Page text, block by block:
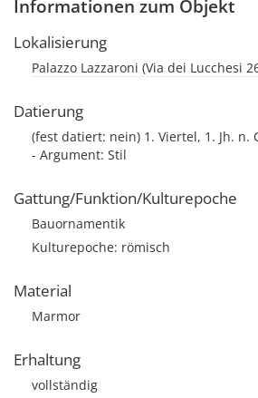
Informationen zum Objekt
Lokalisierung
Palazzo Lazzaroni (Via dei Lucchesi
Datierung
(fest datiert: nein) 1. Viertel, 1. Jh. n.
- Argument: Stil
Gattung/Funktion/Kulturepoche
Bauornamentik
Kulturepoche: römisch
Material
Marmor
Erhaltung
vollständig